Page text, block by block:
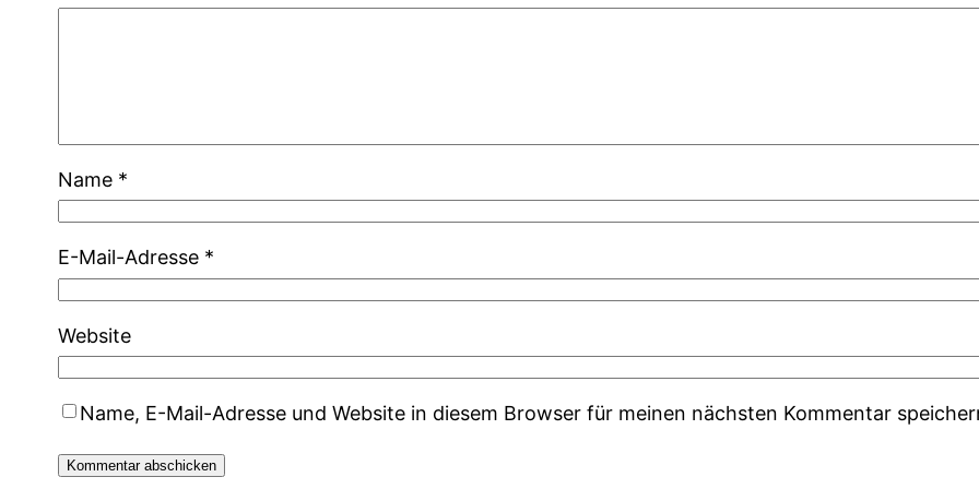
Name *
E-Mail-Adresse *
Website
Name, E-Mail-Adresse und Website in diesem Browser für meinen nächsten Kommentar